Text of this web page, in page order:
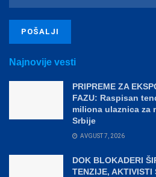
Najnovije vesti
PRIPREME ZA
FAZU: Raspisan
miliona ulaznica za
Srbije
AVGUST 7, 2026
DOK BLOKADERI
TENZIJE, AKTIVISTI